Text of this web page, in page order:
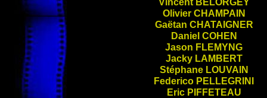
Olivier CHAMPAIN
Gaëtan CHATAIGNER
Daniel COHEN
Jason FLEMYNG
Jacky LAMBERT
Stéphane LOUVAIN
Federico PELLEGRINI
Eric PIFFETEAU